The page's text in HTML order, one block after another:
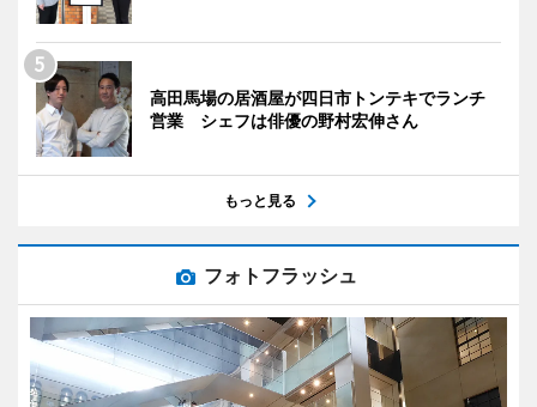
高田馬場の居酒屋が四日市トンテキでランチ
営業 シェフは俳優の野村宏伸さん
もっと見る
フォトフラッシュ